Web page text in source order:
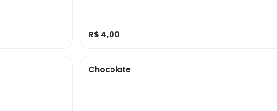
R$ 4,00
Chocolate